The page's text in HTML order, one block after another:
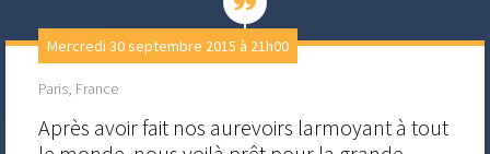
Mercredi 30 septembre 2015 à 21h00
Paris, France
Après avoir fait nos aurevoirs larmoyant à tout